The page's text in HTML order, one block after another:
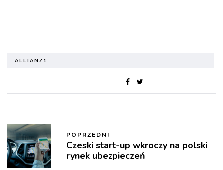
ALLIANZ1
POPRZEDNI
Czeski start-up wkroczy na polski
rynek ubezpieczeń